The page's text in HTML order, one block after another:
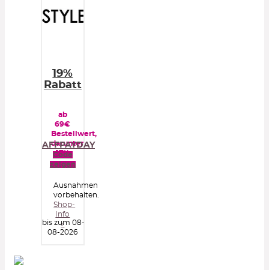
19%
Rabatt
ab
69€
Bestellwert,
darunter
17%
AFFPAYDAY
Code
zeigen
Ausnahmen
vorbehalten.
Shop-
Info
»
bis zum 08-
08-2026